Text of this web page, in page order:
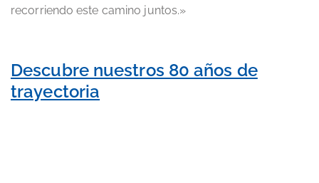
recorriendo este camino juntos.»
Descubre nuestros 80 años de
trayectoria